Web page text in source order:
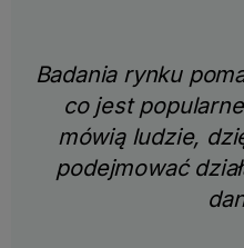
Badania rynku
co jest
mówią ludzie,
podejmować